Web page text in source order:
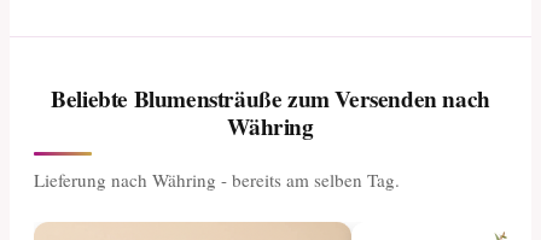
Beliebte Blumensträuße zum Versenden nach
Währing
Lieferung nach Währing - bereits am selben Tag.